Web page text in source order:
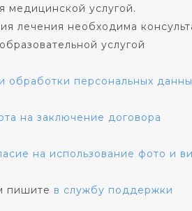
медицинской услугой.
лечения необходима
услугой
обработки персональных
на заключение договора
на использование фото и
пишите в службу поддержки